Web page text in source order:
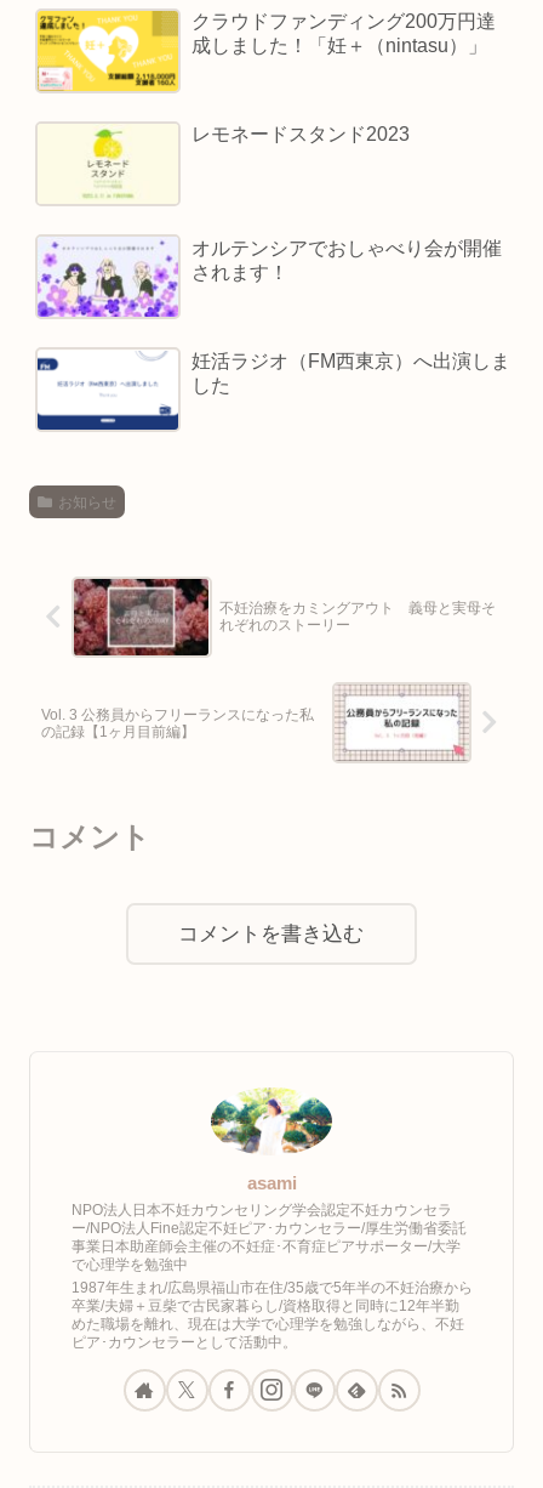
クラウドファンディング200万円達
成しました！「妊＋（nintasu）」
レモネードスタンド2023
オルテンシアでおしゃべり会が開催
されます！
妊活ラジオ（FM西東京）へ出演しま
した
お知らせ
不妊治療をカミングアウト 義母と実母そ
れぞれのストーリー
Vol. 3 公務員からフリーランスになった私
の記録【1ヶ月目前編】
コメント
コメントを書き込む
asami
NPO法人日本不妊カウンセリング学会認定不妊カウンセラ
ー/NPO法人Fine認定不妊ピア･カウンセラー/厚生労働省委託
事業日本助産師会主催の不妊症･不育症ピアサポーター/大学
で心理学を勉強中
1987年生まれ/広島県福山市在住/35歳で5年半の不妊治療から
卒業/夫婦＋豆柴で古民家暮らし/資格取得と同時に12年半勤
めた職場を離れ、現在は大学で心理学を勉強しながら、不妊
ピア･カウンセラーとして活動中。